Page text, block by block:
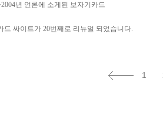
년 언론에 소게된 보자기카드
드 싸이트가 20번째로 리뉴얼 되었습니다.
1